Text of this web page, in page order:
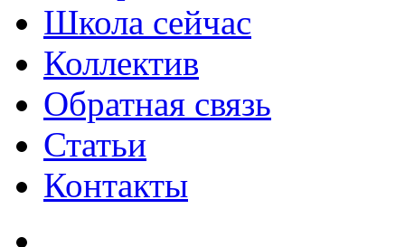
Школа сейчас
Коллектив
Обратная связь
Статьи
Контакты